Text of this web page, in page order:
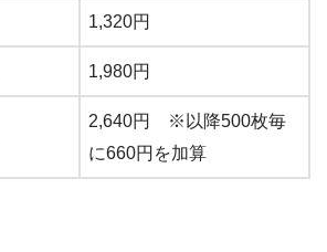
1,320円
1,980円
2,640円 ※以降500枚毎
に660円を加算